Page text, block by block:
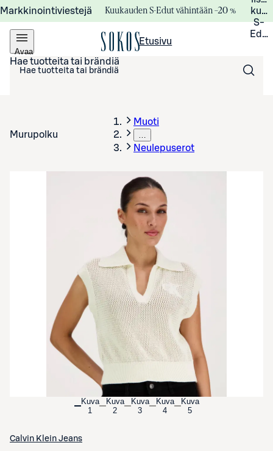
Markkinointiviestejä Kuukauden S-Edut vähintään –20 %
S-
Avaa
valikko
Etusivu
Hae tuotteita tai brändiä
Murupolku
Muoti
…
Neulepuserot
Avaa tuotekuva suurennettuna
Kuva
1
Kuva
2
Kuva
3
Kuva
4
Kuva
5
Calvin Klein Jeans